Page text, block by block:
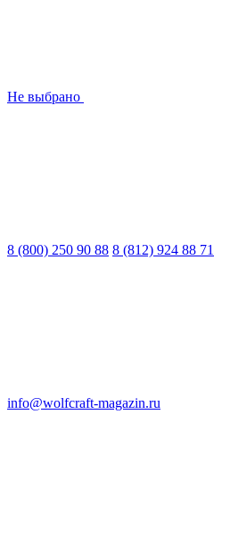
Не выбрано
8 (800) 250 90 88 8 (812) 924 88 71
info@wolfcraft-magazin.ru